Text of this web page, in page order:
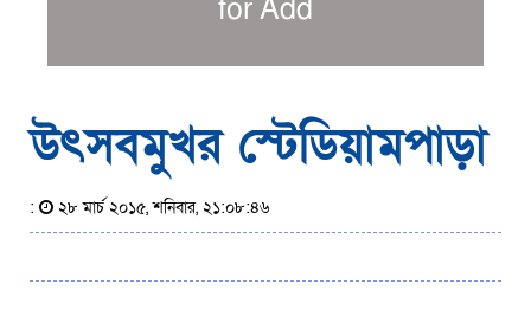
for Add
উৎসবমুখর স্টেডিয়ামপাড়া
: ২৮ মার্চ ২০১৫, শনিবার, ২১:০৮:৪৬